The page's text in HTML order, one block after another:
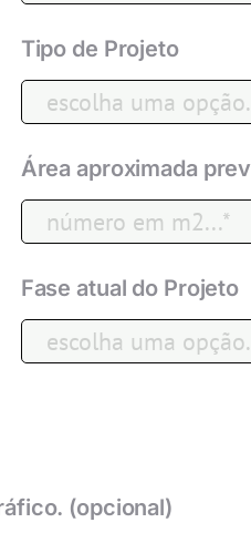
Tipo de Projeto
Área aproximada
Fase atual do Projeto
(opcional)